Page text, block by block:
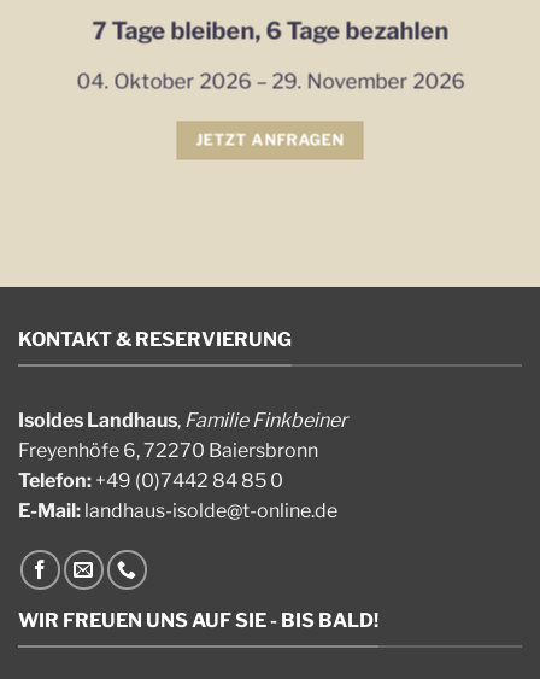
7 Tage bleiben, 6 Tage bezahlen
04. Oktober 2026 – 29. November 2026
JETZT ANFRAGEN
KONTAKT & RESERVIERUNG
Isoldes Landhaus, Familie Finkbeiner
Freyenhöfe 6, 72270 Baiersbronn
Telefon: +49 (0)7442 84 85 0
E-Mail: landhaus-isolde@t-online.de
WIR FREUEN UNS AUF SIE - BIS BALD!